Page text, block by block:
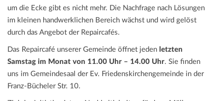
um die Ecke gibt es nicht mehr. Die Nachfrage nach Lösungen
im kleinen handwerklichen Bereich wächst und wird gelöst
durch das Angebot der Repaircafés.
Das Repaircafé unserer Gemeinde öffnet jeden letzten
Samstag im Monat von 11.00 Uhr – 14.00 Uhr. Sie finden
uns im Gemeindesaal der Ev. Friedenskirchengemeinde in der
Franz-Bücheler Str. 10.